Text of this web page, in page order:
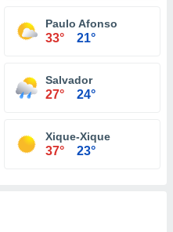
Paulo Afonso
33° 21°
Salvador
27° 24°
Xique-Xique
37° 23°